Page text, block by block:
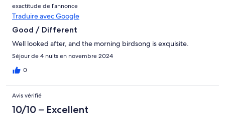
exactitude de l’annonce
Traduire avec Google
Good / Different
Well looked after, and the morning birdsong is exquisite.
Séjour de 4 nuits en novembre 2024
0
Avis vérifié
10/10 – Excellent